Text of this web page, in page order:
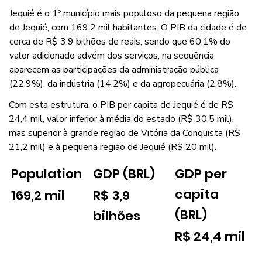
Jequié é o 1º município mais populoso da pequena região
de Jequié, com 169,2 mil habitantes. O PIB da cidade é de
cerca de R$ 3,9 bilhões de reais, sendo que 60,1% do
valor adicionado advém dos serviços, na sequência
aparecem as participações da administração pública
(22,9%), da indústria (14,2%) e da agropecuária (2,8%).
Com esta estrutura, o PIB per capita de Jequié é de R$
24,4 mil, valor inferior à média do estado (R$ 30,5 mil),
mas superior à grande região de Vitória da Conquista (R$
21,2 mil) e à pequena região de Jequié (R$ 20 mil).
Population
169,2 mil
GDP (BRL)
R$ 3,9
bilhões
GDP per
capita
(BRL)
R$ 24,4 mil